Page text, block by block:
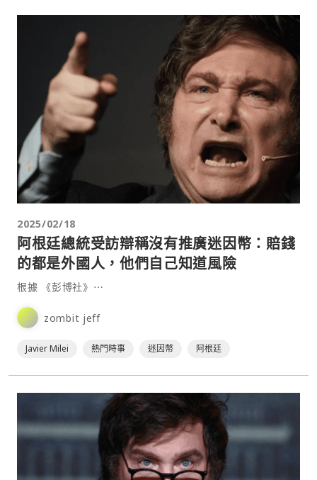
2025/02/18
阿根廷總統受訪辯稱沒有推廣迷因幣：賠錢
的都是外國人，他們自己知道風險
根據 《彭博社》⋯
zombit jeff
Javier Milei 熱門時事 迷因幣 阿根廷